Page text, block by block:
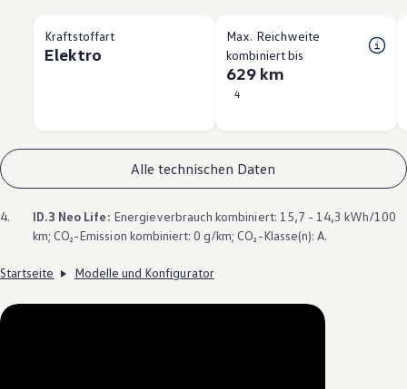
Kraftstoffart
Elektro
Max. Reichweite
kombiniert bis
629 km
4
Alle technischen Daten
4. ID.3 Neo Life: Energieverbrauch kombiniert: 15,7 - 14,3 kWh/100
km; CO₂-Emission kombiniert: 0 g/km; CO₂-Klasse(n): A.
Startseite Modelle und Konfigurator